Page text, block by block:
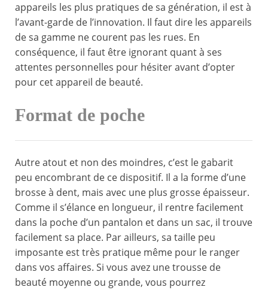
appareils les plus pratiques de sa génération, il est à
l’avant-garde de l’innovation. Il faut dire les appareils
de sa gamme ne courent pas les rues. En
conséquence, il faut être ignorant quant à ses
attentes personnelles pour hésiter avant d’opter
pour cet appareil de beauté.
Format de poche
Autre atout et non des moindres, c’est le gabarit
peu encombrant de ce dispositif. Il a la forme d’une
brosse à dent, mais avec une plus grosse épaisseur.
Comme il s’élance en longueur, il rentre facilement
dans la poche d’un pantalon et dans un sac, il trouve
facilement sa place. Par ailleurs, sa taille peu
imposante est très pratique même pour le ranger
dans vos affaires. Si vous avez une trousse de
beauté moyenne ou grande, vous pourrez